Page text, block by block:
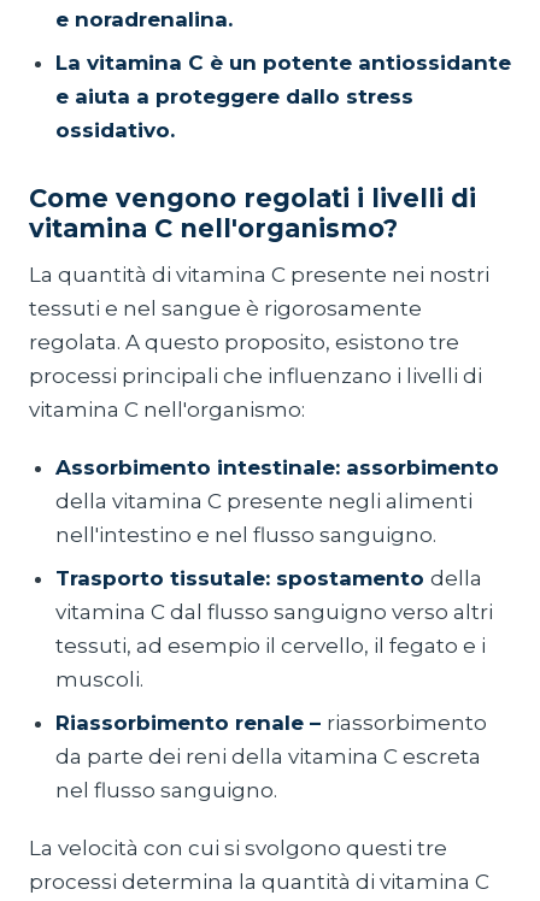
e noradrenalina.
La vitamina C è un potente antiossidante
e aiuta a proteggere dallo stress
ossidativo.
Come vengono regolati i livelli di
vitamina C nell'organismo?
La quantità di vitamina C presente nei nostri
tessuti e nel sangue è rigorosamente
regolata. A questo proposito, esistono tre
processi principali che influenzano i livelli di
vitamina C nell'organismo:
Assorbimento intestinale: assorbimento
della vitamina C presente negli alimenti
nell'intestino e nel flusso sanguigno.
Trasporto tissutale: spostamento della
vitamina C dal flusso sanguigno verso altri
tessuti, ad esempio il cervello, il fegato e i
muscoli.
Riassorbimento renale – riassorbimento
da parte dei reni della vitamina C escreta
nel flusso sanguigno.
La velocità con cui si svolgono questi tre
processi determina la quantità di vitamina C